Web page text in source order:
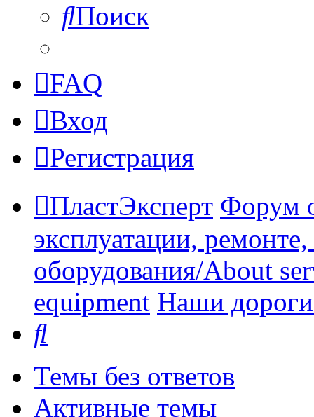
Поиск
FAQ
Вход
Регистрация
ПластЭксперт Форум
эксплуатации,
оборудования/About
equipment Наши
Темы без ответов
Активные темы